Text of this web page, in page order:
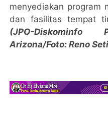
menyediakan program
dan fasilitas tempat
(JPO-Diskominfo
Arizona/Foto: Reno